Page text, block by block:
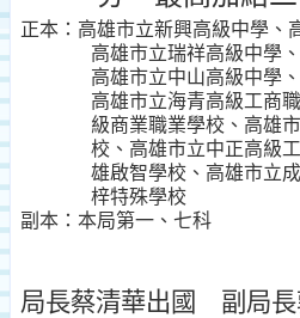
正本： 高雄市立新興高級中學、
高雄市立瑞祥高級中學
高雄市立中山高級中學
高雄市立海青高級工商
級商業職業學校、高雄
校、高雄市立中正高級
雄啟智學校、高雄市立
梓特殊學校
副本： 本局第一、七科
局長蔡清華出國 副局長